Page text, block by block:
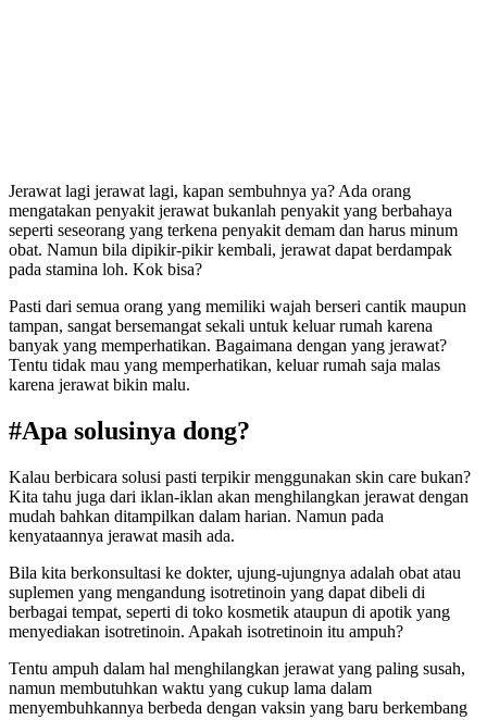
Jerawat lagi jerawat lagi, kapan sembuhnya ya? Ada orang
mengatakan penyakit jerawat bukanlah penyakit yang berbahaya
seperti seseorang yang terkena penyakit demam dan harus minum
obat. Namun bila dipikir-pikir kembali, jerawat dapat berdampak
pada stamina loh. Kok bisa?
Pasti dari semua orang yang memiliki wajah berseri cantik maupun
tampan, sangat bersemangat sekali untuk keluar rumah karena
banyak yang memperhatikan. Bagaimana dengan yang jerawat?
Tentu tidak mau yang memperhatikan, keluar rumah saja malas
karena jerawat bikin malu.
#Apa solusinya dong?
Kalau berbicara solusi pasti terpikir menggunakan skin care bukan?
Kita tahu juga dari iklan-iklan akan menghilangkan jerawat dengan
mudah bahkan ditampilkan dalam harian. Namun pada
kenyataannya jerawat masih ada.
Bila kita berkonsultasi ke dokter, ujung-ujungnya adalah obat atau
suplemen yang mengandung isotretinoin yang dapat dibeli di
berbagai tempat, seperti di toko kosmetik ataupun di apotik yang
menyediakan isotretinoin. Apakah isotretinoin itu ampuh?
Tentu ampuh dalam hal menghilangkan jerawat yang paling susah,
namun membutuhkan waktu yang cukup lama dalam
menyembuhkannya berbeda dengan vaksin yang baru berkembang